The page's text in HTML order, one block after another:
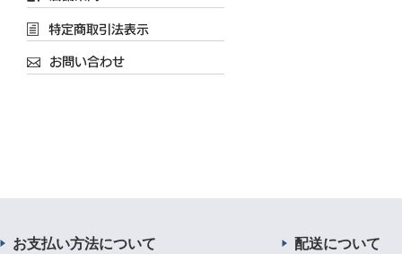
お支払い方法について 配送について